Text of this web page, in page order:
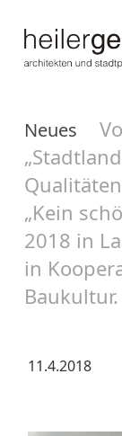
Neues
„Kein
2018 in
in
Baukultur.
11.4.2018